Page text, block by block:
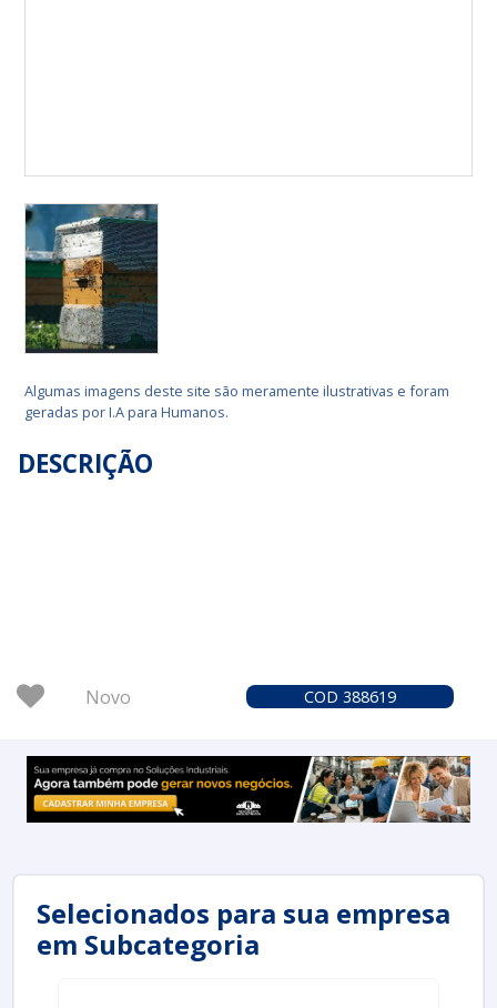
Algumas imagens deste site são meramente ilustrativas e foram
geradas por I.A para Humanos.
DESCRIÇÃO
Novo COD 388619
Selecionados para sua empresa
em Subcategoria